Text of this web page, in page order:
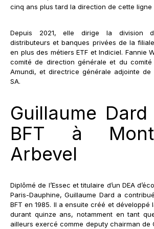
cinq ans plus tard la direction de cette ligne
Depuis 2021, elle dirige la division
distributeurs et banques privées de la
en plus des métiers ETF et Indiciel. Fannie
comité de direction générale et du
Amundi, et directrice générale adjointe de
SA.
Guillaume
BFT à
Arbevel
Diplômé de l’Essec et titulaire d’un DEA
Paris-Dauphine, Guillaume Dard a
BFT en 1985. Il a ensuite créé et développé
durant quinze ans, notamment en tant
ailleurs exercé comme deputy chairman de